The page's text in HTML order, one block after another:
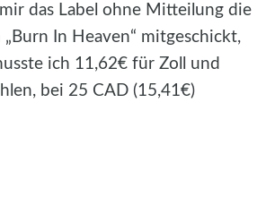
das Label ohne Mitteilung die
In Heaven“ mitgeschickt,
ich 11,62€ für Zoll und
bei 25 CAD (15,41€)